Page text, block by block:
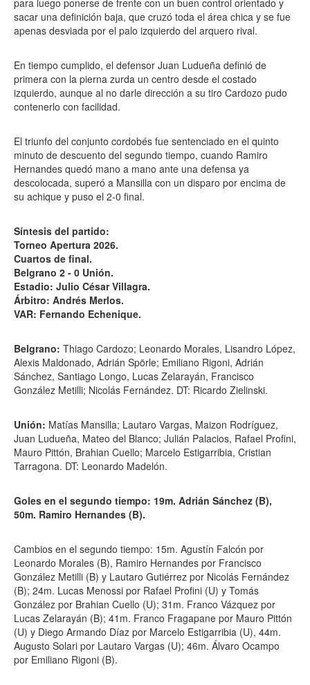
para luego ponerse de frente con un buen control orientado y
sacar una definición baja, que cruzó toda el área chica y se fue
apenas desviada por el palo izquierdo del arquero rival.
En tiempo cumplido, el defensor Juan Ludueña definió de
primera con la pierna zurda un centro desde el costado
izquierdo, aunque al no darle dirección a su tiro Cardozo pudo
contenerlo con facilidad.
El triunfo del conjunto cordobés fue sentenciado en el quinto
minuto de descuento del segundo tiempo, cuando Ramiro
Hernandes quedó mano a mano ante una defensa ya
descolocada, superó a Mansilla con un disparo por encima de
su achique y puso el 2-0 final.
Síntesis del partido:
Torneo Apertura 2026.
Cuartos de final.
Belgrano 2 - 0 Unión.
Estadio: Julio César Villagra.
Árbitro: Andrés Merlos.
VAR: Fernando Echenique.
Belgrano: Thiago Cardozo; Leonardo Morales, Lisandro López,
Alexis Maldonado, Adrián Spörle; Emiliano Rigoni, Adrián
Sánchez, Santiago Longo, Lucas Zelarayán, Francisco
González Metilli; Nicolás Fernández. DT: Ricardo Zielinski.
Unión: Matías Mansilla; Lautaro Vargas, Maizon Rodríguez,
Juan Ludueña, Mateo del Blanco; Julián Palacios, Rafael Profini,
Mauro Pittón, Brahian Cuello; Marcelo Estigarribia, Cristian
Tarragona. DT: Leonardo Madelón.
Goles en el segundo tiempo: 19m. Adrián Sánchez (B),
50m. Ramiro Hernandes (B).
Cambios en el segundo tiempo: 15m. Agustín Falcón por
Leonardo Morales (B), Ramiro Hernandes por Francisco
González Metilli (B) y Lautaro Gutiérrez por Nicolás Fernández
(B); 24m. Lucas Menossi por Rafael Profini (U) y Tomás
González por Brahian Cuello (U); 31m. Franco Vázquez por
Lucas Zelarayán (B); 41m. Franco Fragapane por Mauro Pittón
(U) y Diego Armando Díaz por Marcelo Estigarribia (U), 44m.
Augusto Solari por Lautaro Vargas (U); 46m. Álvaro Ocampo
por Emiliano Rigoni (B).